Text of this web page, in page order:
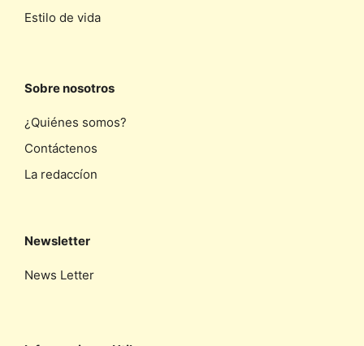
Estilo de vida
Sobre nosotros
¿Quiénes somos?
Contáctenos
La redaccíon
Newsletter
News Letter